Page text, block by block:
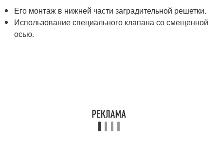
Его монтаж в нижней части заградительной решетки.
Использование специального клапана со смещенной
осью.